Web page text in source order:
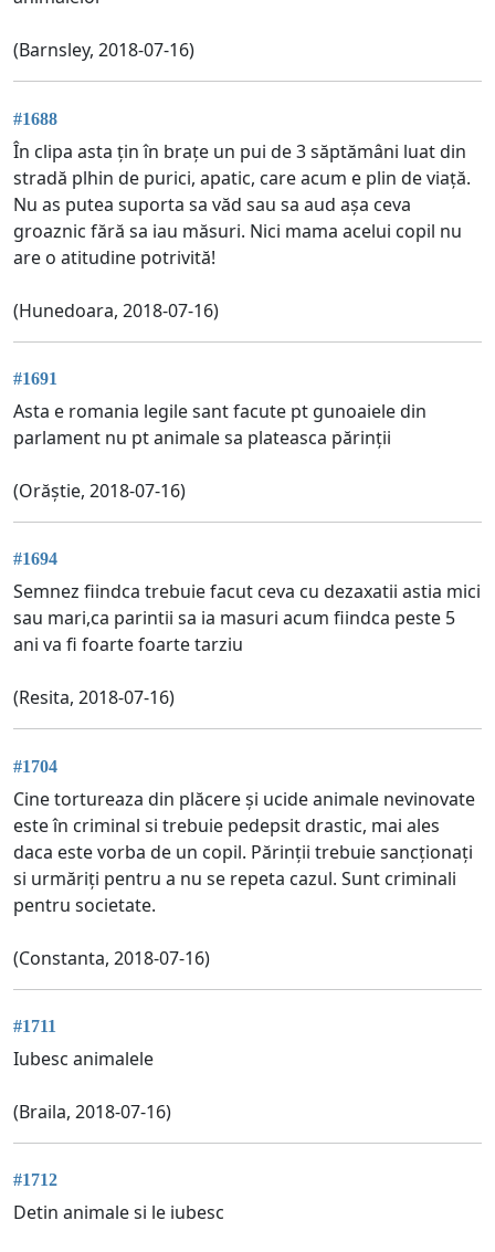
(Barnsley, 2018-07-16)
#1688
În clipa asta țin în brațe un pui de 3 săptămâni luat din
stradă plhin de purici, apatic, care acum e plin de viață.
Nu as putea suporta sa văd sau sa aud așa ceva
groaznic fără sa iau măsuri. Nici mama acelui copil nu
are o atitudine potrivită!
(Hunedoara, 2018-07-16)
#1691
Asta e romania legile sant facute pt gunoaiele din
parlament nu pt animale sa plateasca părinții
(Orăștie, 2018-07-16)
#1694
Semnez fiindca trebuie facut ceva cu dezaxatii astia mici
sau mari,ca parintii sa ia masuri acum fiindca peste 5
ani va fi foarte foarte tarziu
(Resita, 2018-07-16)
#1704
Cine tortureaza din plăcere și ucide animale nevinovate
este în criminal si trebuie pedepsit drastic, mai ales
daca este vorba de un copil. Părinții trebuie sancționați
si urmăriți pentru a nu se repeta cazul. Sunt criminali
pentru societate.
(Constanta, 2018-07-16)
#1711
Iubesc animalele
(Braila, 2018-07-16)
#1712
Detin animale si le iubesc